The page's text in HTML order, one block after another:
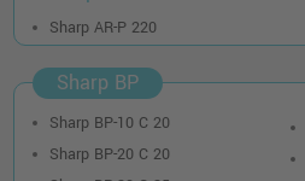
Sharp AR-P 220
Sharp BP
Sharp BP-10 C 20
Sharp BP-20 C 20